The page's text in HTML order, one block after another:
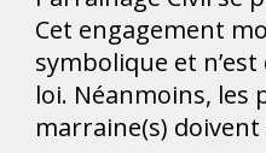
Cet engagement
symbolique et
loi. Néanmoins, les
marraine(s)